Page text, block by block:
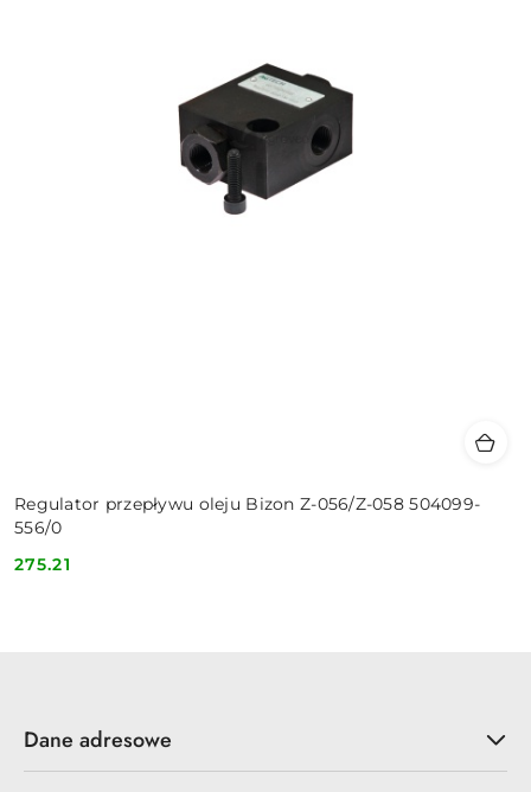
Regulator przepływu oleju Bizon Z-056/Z-058 504099-
556/0
Cena:
275.21
Dane adresowe